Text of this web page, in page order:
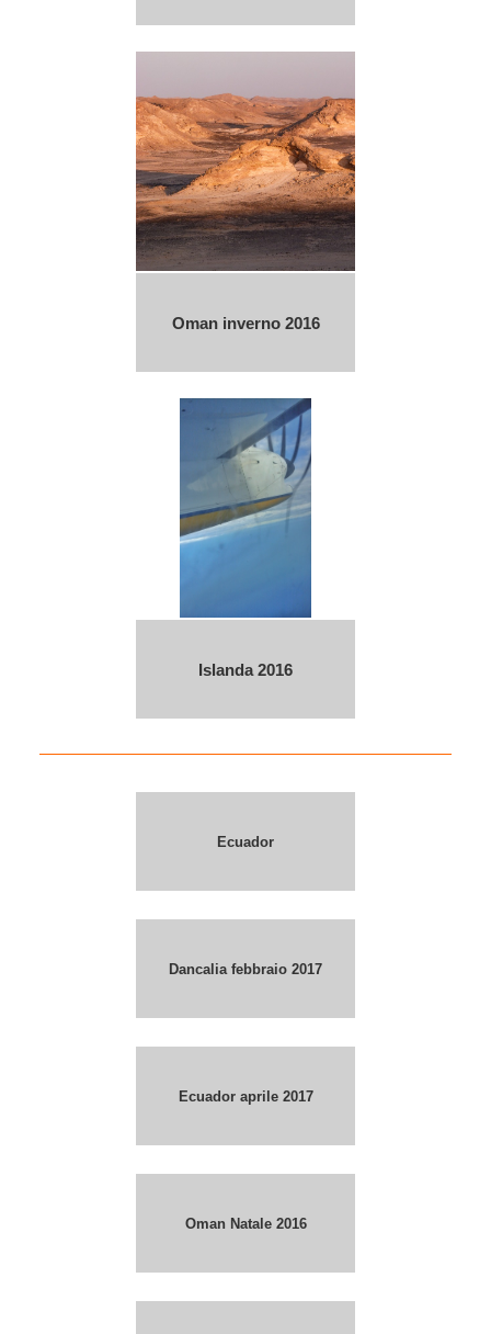
Oman inverno 2016
Islanda 2016
Ecuador
Dancalia febbraio 2017
Ecuador aprile 2017
Oman Natale 2016